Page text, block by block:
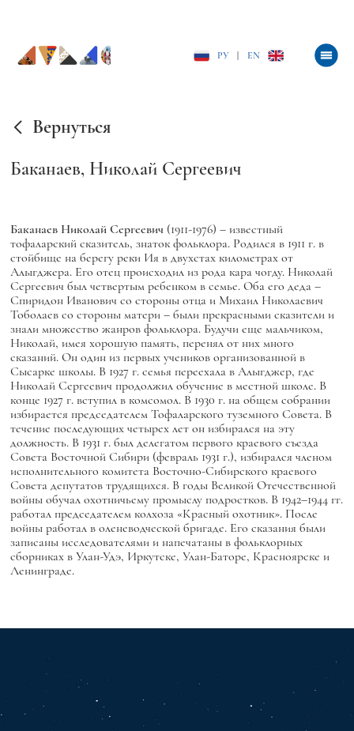
РУ EN
Вернуться
Баканаев, Николай Сергеевич
Баканаев Николай Сергеевич (1911-1976) – известный
тофаларский сказитель, знаток фольклора. Родился в 1911 г. в
стойбище на берегу реки Ия в двухстах километрах от
Алыгджера. Его отец происходил из рода кара чогду. Николай
Сергеевич был четвертым ребенком в семье. Оба его деда –
Спиридон Иванович со стороны отца и Михаил Николаевич
Тоболаев со стороны матери – были прекрасными сказители и
знали множество жанров фольклора. Будучи еще мальчиком,
Николай, имея хорошую память, перенял от них много
сказаний. Он один из первых учеников организованной в
Сысарке школы. В 1927 г. семья переехала в Алыгджер, где
Николай Сергеевич продолжил обучение в местной школе. В
конце 1927 г. вступил в комсомол. В 1930 г. на общем собрании
избирается председателем Тофаларского туземного Совета. В
течение последующих четырех лет он избирался на эту
должность. В 1931 г. был делегатом первого краевого съезда
Совета Восточной Сибири (февраль 1931 г.), избирался членом
исполнительного комитета Восточно-Сибирского краевого
Совета депутатов трудящихся. В годы Великой Отечественной
войны обучал охотничьему промыслу подростков. В 1942–1944 гг.
работал председателем колхоза «Красный охотник». После
войны работал в оленеводческой бригаде. Его сказания были
записаны исследователями и напечатаны в фольклорных
сборниках в Улан-Удэ, Иркутске, Улан-Баторе, Красноярске и
Ленинграде.